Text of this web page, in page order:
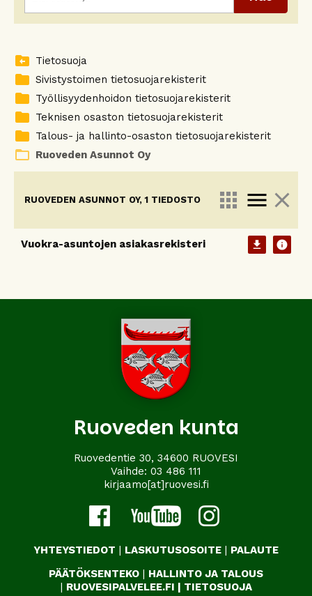
drive_file_move_rtl Tietosuoja
folder Sivistystoimen tietosuojarekisterit
folder Työllisyydenhoidon tietosuojarekisterit
folder Teknisen osaston tietosuojarekisterit
folder Talous- ja hallinto-osaston tietosuojarekisterit
folder_open Ruoveden Asunnot Oy
RUOVEDEN ASUNNOT OY, 1 TIEDOSTO apps menu close
Vuokra-asuntojen asiakasrekisteri download info
Ruoveden kunta
Ruovedentie 30, 34600 RUOVESI
Vaihde: 03 486 111
kirjaamo[at]ruovesi.fi
YHTEYSTIEDOT | LASKUTUSOSOITE | PALAUTE
PÄÄTÖKSENTEKO | HALLINTO JA TALOUS
| RUOVESIPALVELEE.FI | TIETOSUOJA